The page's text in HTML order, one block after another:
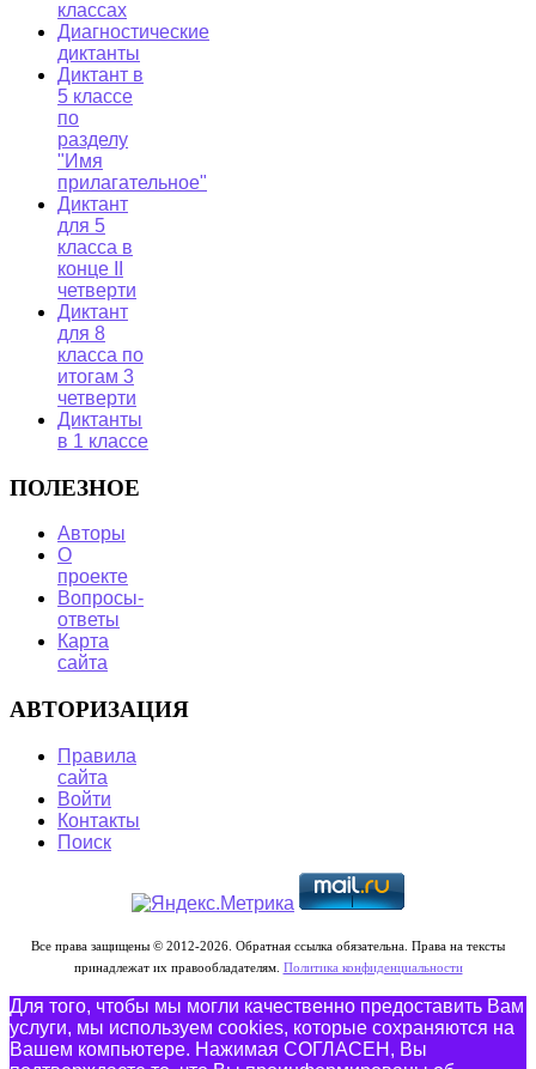
классах
Диагностические
диктанты
Диктант в
5 классе
по
разделу
"Имя
прилагательное"
Диктант
для 5
класса в
конце II
четверти
Диктант
для 8
класса по
итогам 3
четверти
Диктанты
в 1 классе
ПОЛЕЗНОЕ
Авторы
О
проекте
Вопросы-
ответы
Карта
сайта
АВТОРИЗАЦИЯ
Правила
сайта
Войти
Контакты
Поиск
Все права защищены © 2012-2026. Обратная ссылка обязательна. Права на тексты
принадлежат их правообладателям. Политика конфиденциальности
Для того, чтобы мы могли качественно предоставить Вам
услуги, мы используем cookies, которые сохраняются на
Вашем компьютере. Нажимая СОГЛАСЕН, Вы